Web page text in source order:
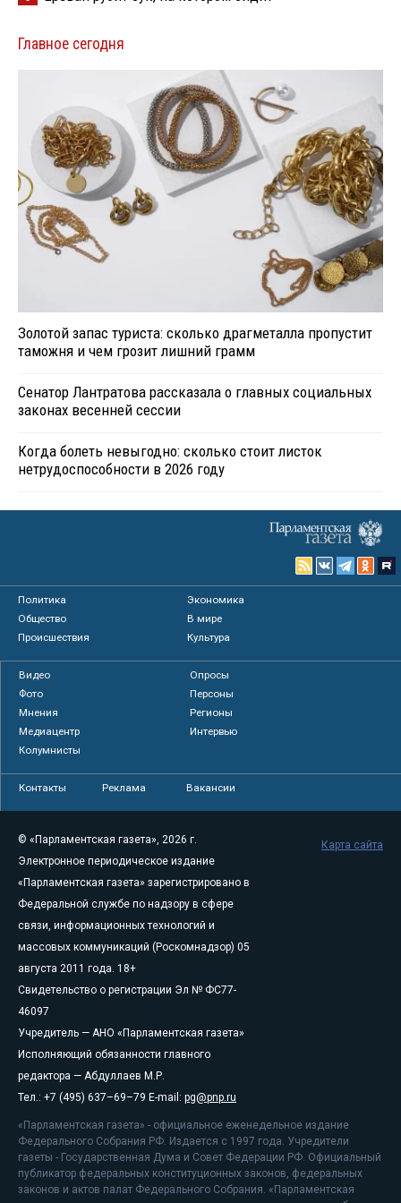
Главное сегодня
Золотой запас туриста: сколько драгметалла пропустит
таможня и чем грозит лишний грамм
Сенатор Лантратова рассказала о главных социальных
законах весенней сессии
Когда болеть невыгодно: сколько стоит листок
нетрудоспособности в 2026 году
Политика
Экономика
Общество
В мире
Происшествия
Культура
Видео
Опросы
Фото
Персоны
Мнения
Регионы
Медиацентр
Интервью
Колумнисты
Контакты Реклама Вакансии
© «Парламентская газета», 2026 г.
Электронное периодическое издание
«Парламентская газета» зарегистрировано в
Федеральной службе по надзору в сфере
связи, информационных технологий и
массовых коммуникаций (Роскомнадзор) 05
августа 2011 года. 18+
Свидетельство о регистрации Эл № ФС77-
46097
Учредитель — АНО «Парламентская газета»
Исполняющий обязанности главного
редактора — Абдуллаев М.Р.
Тел.: +7 (495) 637–69–79 E-mail: pg@pnp.ru
«Парламентская газета» - официальное еженедельное издание
Федерального Собрания РФ. Издается с 1997 года. Учредители
газеты - Государственная Дума и Совет Федерации РФ. Официальный
публикатор федеральных конституционных законов, федеральных
законов и актов палат Федерального Собрания. «Парламентская
Карта сайта